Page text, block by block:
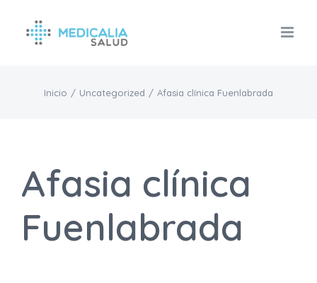
Inicio / Uncategorized / Afasia clínica Fuenlabrada
Afasia clínica
Fuenlabrada
Afasia clínica